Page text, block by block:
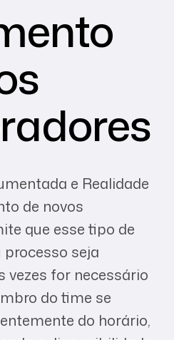
e Realidade
de novos
que esse tipo de
seja
vezes for necessário
do time se
do horário,